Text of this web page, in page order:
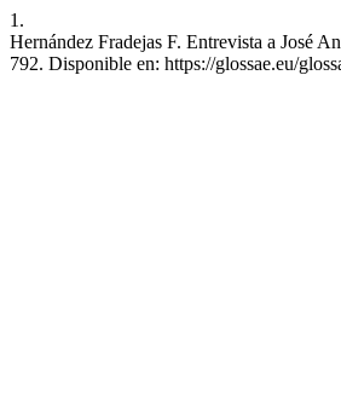
1.
Hernández Fradejas F. Entrevista a José
792. Disponible en: https://glossae.eu/